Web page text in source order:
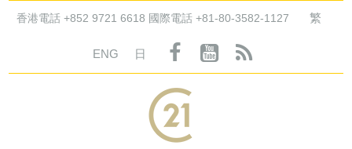
香港電話 +852 9721 6618 國際電話 +81-80-3582-1127 繁
ENG 日